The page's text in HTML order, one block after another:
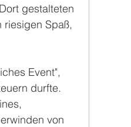
gestalteten
Spaß,
Event",
durfte.
von